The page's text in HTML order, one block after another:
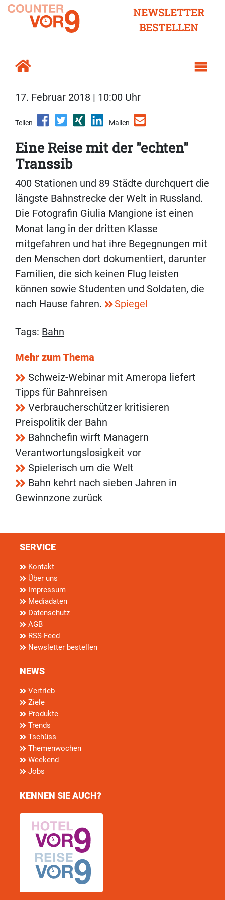
NEWSLETTER
BESTELLEN
17. Februar 2018 | 10:00 Uhr
Teilen Mailen
Eine Reise mit der "echten"
Transsib
400 Stationen und 89 Städte durchquert die
längste Bahnstrecke der Welt in Russland.
Die Fotografin Giulia Mangione ist einen
Monat lang in der dritten Klasse
mitgefahren und hat ihre Begegnungen mit
den Menschen dort dokumentiert, darunter
Familien, die sich keinen Flug leisten
können sowie Studenten und Soldaten, die
nach Hause fahren.
Spiegel
Tags: Bahn
Mehr zum Thema
Schweiz-Webinar mit Ameropa liefert
Tipps für Bahnreisen
Verbraucherschützer kritisieren
Preispolitik der Bahn
Bahnchefin wirft Managern
Verantwortungslosigkeit vor
Spielerisch um die Welt
Bahn kehrt nach sieben Jahren in
Gewinnzone zurück
SERVICE
Kontakt
Über uns
Impressum
Mediadaten
Datenschutz
AGB
RSS-Feed
Newsletter bestellen
NEWS
Vertrieb
Ziele
Produkte
Trends
Tschüss
Themenwochen
Weekend
Jobs
KENNEN SIE AUCH?